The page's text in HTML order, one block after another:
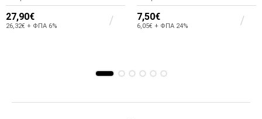
27,90€
26,32€ + ΦΠΑ 6%
7,50€
6,05€ + ΦΠΑ 24%